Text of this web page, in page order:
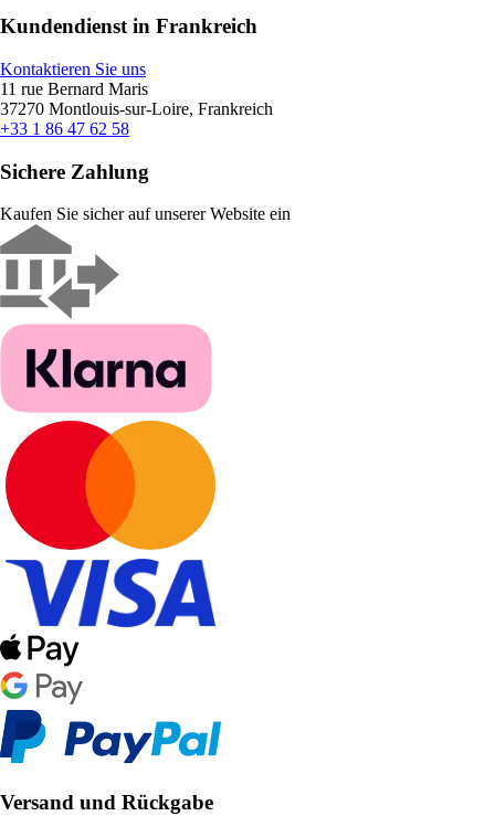
Kundendienst in Frankreich
Kontaktieren Sie uns
11 rue Bernard Maris
37270 Montlouis-sur-Loire, Frankreich
+33 1 86 47 62 58
Sichere Zahlung
Kaufen Sie sicher auf unserer Website ein
Versand und Rückgabe